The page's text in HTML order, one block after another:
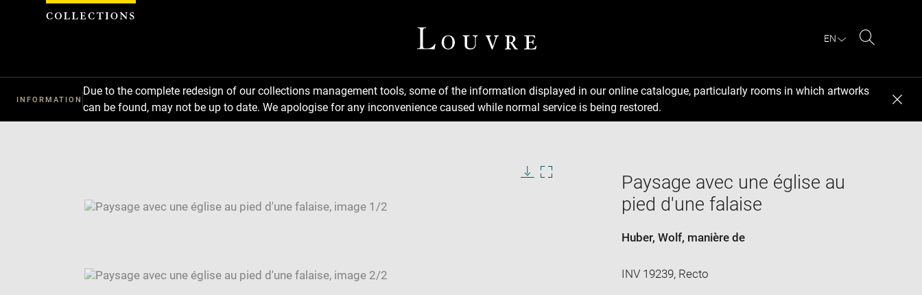
EN
INFORMATION
Due to the complete redesign of our collections management tools, some of the information displayed in our online catalogue, particularly rooms in which artworks
can be found, may not be up to date. We apologise for any inconvenience caused while normal service is being restored.
window
SKIP IMAGE CAROUSEL
Paysage avec une église au
pied d'une falaise
Huber, Wolf, manière de
INV 19239, Recto
Cookies management panel